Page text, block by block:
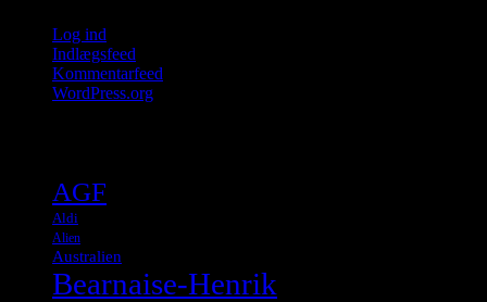
Log ind
Indlægsfeed
Kommentarfeed
WordPress.org
AGF
Aldi
Alien
Australien
Bearnaise-Henrik